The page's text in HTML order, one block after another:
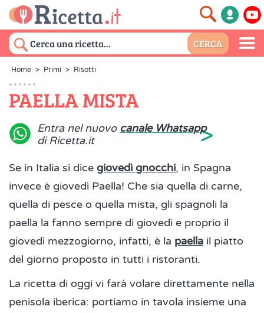
Home > Primi > Risotti
PAELLA MISTA
Entra nel nuovo canale Whatsapp
di Ricetta.it
>
Se in Italia si dice giovedì gnocchi, in Spagna
invece è giovedì Paella! Che sia quella di carne,
quella di pesce o quella mista, gli spagnoli la
paella la fanno sempre di giovedì e proprio il
giovedì mezzogiorno, infatti, è la paella il piatto
del giorno proposto in tutti i ristoranti.
La ricetta di oggi vi farà volare direttamente nella
penisola iberica: portiamo in tavola insieme una